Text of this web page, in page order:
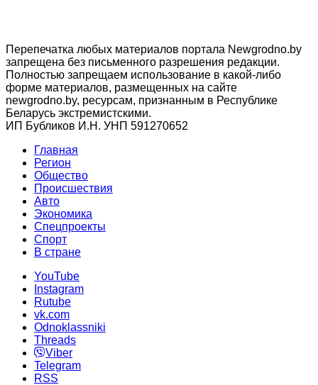
Перепечатка любых материалов портала Newgrodno.by
запрещена без письменного разрешения редакции.
Полностью запрещаем использование в какой-либо
форме материалов, размещенных на сайте
newgrodno.by, ресурсам, признанным в Республике
Беларусь экстремистскими.
ИП Бубликов И.Н. УНП 591270652
Главная
Регион
Общество
Происшествия
Авто
Экономика
Спецпроекты
Cпорт
В стране
YouTube
Instagram
Rutube
vk.com
Odnoklassniki
Threads
Viber
Telegram
RSS